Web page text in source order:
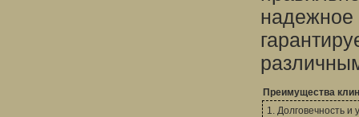
надежное
Преимущества
1. Долговечность и